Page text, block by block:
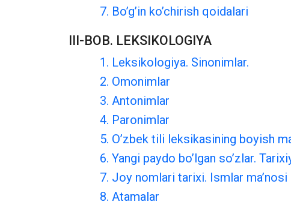
7. Bo’g’in ko’chirish qoidalari
III-BOB. LEKSIKOLOGIYA
1. Leksikologiya. Sinonimlar.
2. Omonimlar
3. Antonimlar
4. Paronimlar
5. O’zbek tili leksikasining boyish
6. Yangi paydo bo’lgan so’zlar.
7. Joy nomlari tarixi. Ismlar ma’nosi
8. Atamalar